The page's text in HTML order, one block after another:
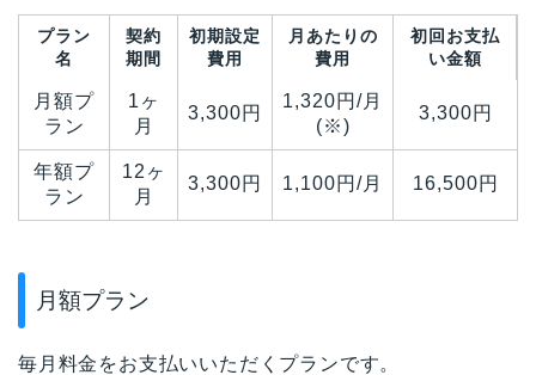
プラン
名
契約
期間
初期設定
費用
月あたりの
費用
初回お支払
い金額
月額プ
ラン
1ヶ
月
3,300円
1,320円/月
(※)
3,300円
年額プ
ラン
12ヶ
月
3,300円 1,100円/月 16,500円
月額プラン
毎月料金をお支払いいただくプランです。